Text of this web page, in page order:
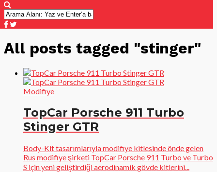
All posts tagged "stinger"
Modifiye
TopCar Porsche 911 Turbo
Stinger GTR
Body-Kit tasarımlarıyla modifiye kitlesinde önde gelen
Rus modifiye şirketi TopCar Porsche 911 Turbo ve Turbo
S için yeni geliştirdiği aerodinamik gövde kitlerini...